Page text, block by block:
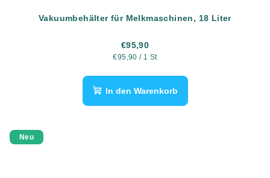
Vakuumbehälter für Melkmaschinen, 18 Liter
€95,90
Verkaufspreis:
€95,90 / 1 St
In den Warenkorb
Neu